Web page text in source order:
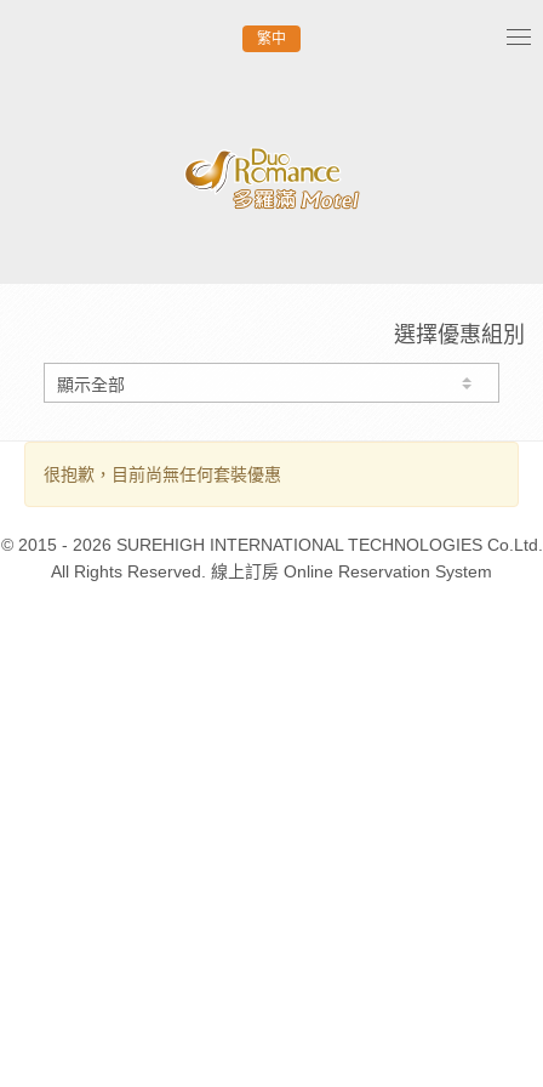
繁中
選擇優惠組別
很抱歉，目前尚無任何套裝優惠
© 2015 - 2026 SUREHIGH INTERNATIONAL TECHNOLOGIES Co.Ltd.
All Rights Reserved. 線上訂房 Online Reservation System